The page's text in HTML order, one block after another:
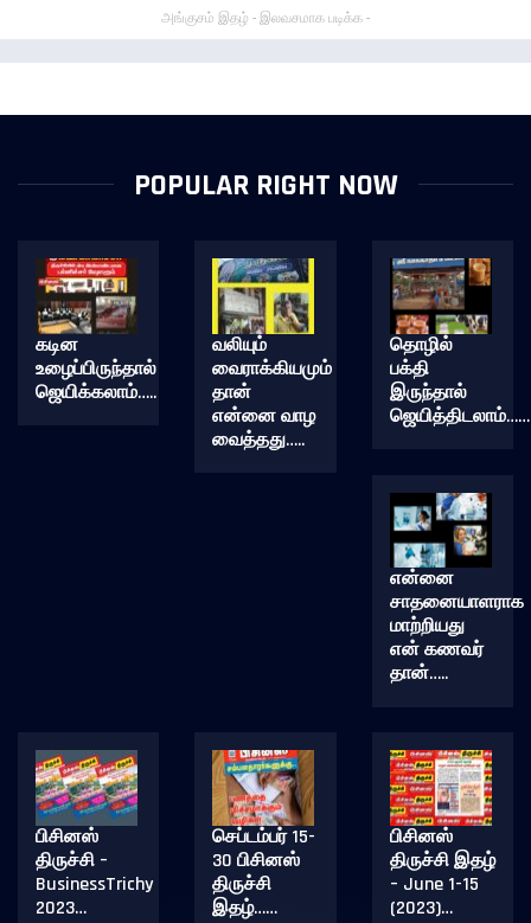
அங்குசம் இதழ் - இலவசமாக படிக்க -
POPULAR RIGHT NOW
கடின
உழைப்பிருந்தால்
ஜெயிக்கலாம்…..
வலியும்
வைராக்கியமும்
தான்
என்னை வாழ
வைத்தது…..
தொழில்
பக்தி
இருந்தால்
என்னை
சாதனையாளராக
மாற்றியது
என் கணவர்
தான்…..
பிசினஸ்
திருச்சி –
BusinessTrichy
2023…
செப்டம்பர் 15-
30 பிசினஸ்
திருச்சி
இதழ்……
பிசினஸ்
திருச்சி இதழ்
– June 1-15
(2023)…